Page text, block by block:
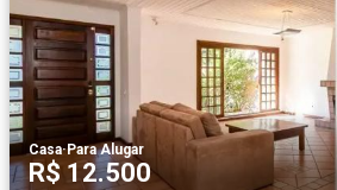
Casa·Para Alugar
R$ 12.500